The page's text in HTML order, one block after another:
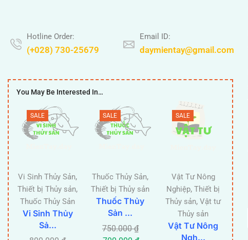
Hotline Order:
(+028) 730-25679
Email ID:
daymientay@gmail.com
You May Be Interested In…
SALE
Vi Sinh Thủy Sản,
Thiết bị Thủy sản,
Thuốc Thủy Sản
Vi Sinh Thủy
Sả...
SALE
Thuốc Thủy Sản,
Thiết bị Thủy sản
Thuốc Thủy
Sản ...
750.000₫
SALE
Vật Tư Nông
Nghiệp,Thiết bị
Thủy sản,Vật tư
Thủy sản
Vật Tư Nông
Ngh...